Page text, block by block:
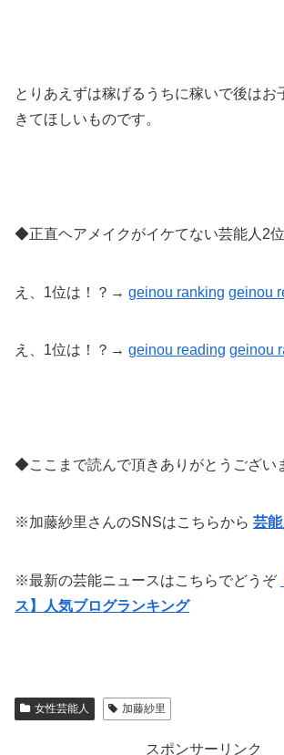
とりあえずは稼げるうちに稼いで後はお
きてほしいものです。
◆正直ヘアメイクがイケてない芸能人2
え、1位は！？→ geinou ranking geinou
え、1位は！？→ geinou reading geinou
◆ここまで読んで頂きありがとうござ
※加藤紗里さんのSNSはこちらから 芸
※最新の芸能ニュースはこちらでどうぞ
ス】人気ブログランキング
女性芸能人 加藤紗里
スポンサーリンク